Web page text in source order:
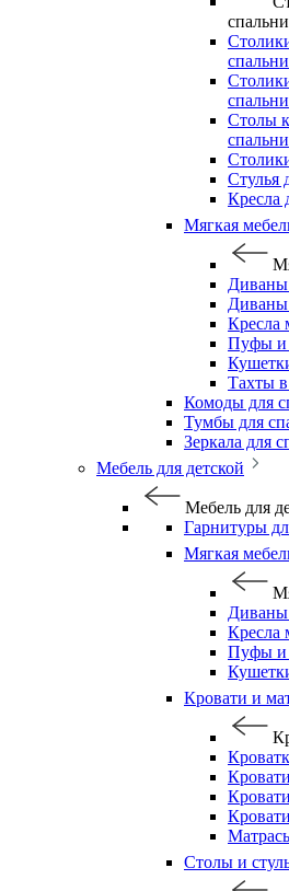
спальни
спальни
спальни
Столы
спальни
Стулья
Кресла
Мягкая
Диваны
Кресла
Пуфы и
Тахты
Комоды для
Тумбы для
Зеркала для
Мебель для детской
Мебель для
Гарнитуры
Мягкая
Диваны
Кресла
Пуфы и
Кровати и
Столы и